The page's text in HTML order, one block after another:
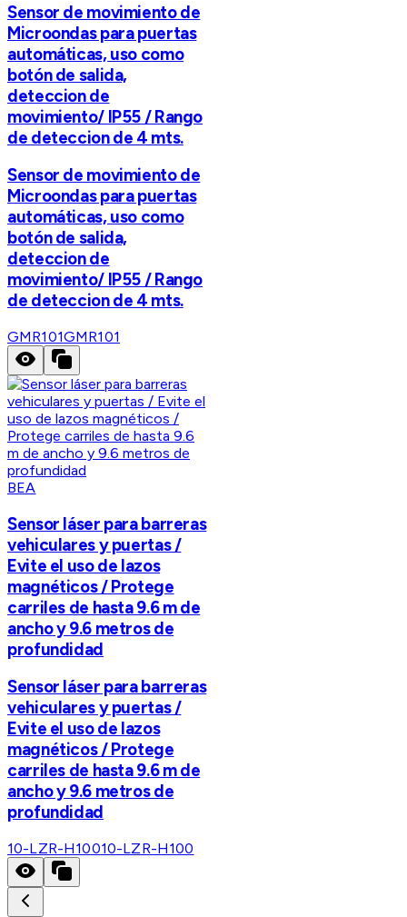
Sensor de movimiento de
Microondas para puertas
automáticas, uso como
botón de salida,
deteccion de
movimiento/ IP55 / Rango
de deteccion de 4 mts.
Sensor de movimiento de
Microondas para puertas
automáticas, uso como
botón de salida,
deteccion de
movimiento/ IP55 / Rango
de deteccion de 4 mts.
GMR101GMR101
BEA
Sensor láser para barreras
vehiculares y puertas /
Evite el uso de lazos
magnéticos / Protege
carriles de hasta 9.6 m de
ancho y 9.6 metros de
profundidad
Sensor láser para barreras
vehiculares y puertas /
Evite el uso de lazos
magnéticos / Protege
carriles de hasta 9.6 m de
ancho y 9.6 metros de
profundidad
10-LZR-H10010-LZR-H100